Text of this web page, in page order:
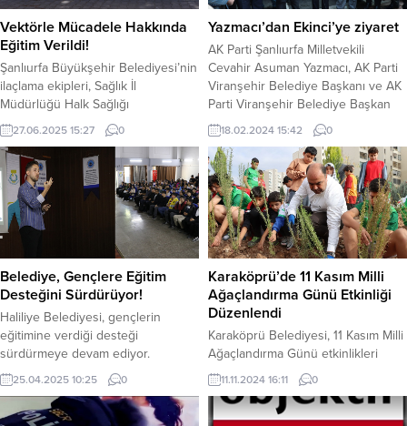
Vektörle Mücadele Hakkında
Eğitim Verildi!
Şanlıurfa Büyükşehir Belediyesi’nin
ilaçlama ekipleri, Sağlık İl
Müdürlüğü Halk Sağlığı
HizmetleriBaşkanlığı tarafından
düzenlenen “Biyosidal Ürün
Uygulayıcı Eğitimi” programına
katılım sağladı. Eğitim programında,
Büyükşehir Belediyesi Çevre
Koruma ve Kontrol Dairesi
Başkanlığı bünyesinde vektör
ilaçlaması alanında görev yapan
sahadaki personel ve saha kontrol
ekipleri yer aldı. Halk sağlığını
doğrudan ilgilendiren biyosidal
ürün...
27.06.2025 15:27 0
Yazmacı’dan Ekinci’ye ziyaret
AK Parti Şanlıurfa Milletvekili
Cevahir Asuman Yazmacı, AK Parti
Viranşehir Belediye Başkanı ve AK
Parti Viranşehir Belediye Başkan
Adayı Salih Ekinci’nin Seçim İrtibat
Bürosunu ziyaret etti.AK Parti
Şanlıurfa Milletvekili Cevahir
Asuman Yazmacı, 31 Mart’ta
yapılacak seçim çalışmalarına
katılmak üzere Şanlıurfa’ya geldi.
Seçim bölgesi ve memleketi olan
Viranşehir’e gelen Milletvekili
Yazmacı,...
18.02.2024 15:42 0
Belediye, Gençlere Eğitim
Desteğini Sürdürüyor!
Haliliye Belediyesi, gençlerin
eğitimine verdiği desteği
sürdürmeye devam ediyor.
Üniversite sınavına hazırlanan
öğrencilere ücretsiz dershane
hizmeti sunan Haliliye Belediyesi,
25.04.2025 10:25 0
Karaköprü’de 11 Kasım Milli
Ağaçlandırma Günü Etkinliği
Düzenlendi
Karaköprü Belediyesi, 11 Kasım Milli
Ağaçlandırma Günü etkinlikleri
çerçevesinde Seyrantepe
Mahallesi’nde ağaçlandırma
etkinliği gerçekleştirdi. Etkinlikte,
11.11.2024 16:11 0